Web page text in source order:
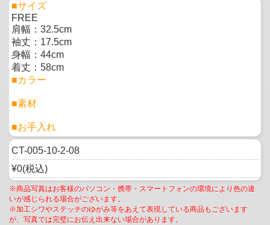
■サイズ
FREE
肩幅：32.5cm
袖丈：17.5cm
身幅：44cm
着丈：58cm
■カラー
■素材
■お手入れ
CT-005-10-2-08
¥0(税込)
※商品写真はお客様のパソコン・携帯・スマートフォンの環境により色の違
いが感じられる場合がございます。
※加工シワやステッチのゆがみ等をあえて表現している商品もございます
が、写真では完璧にお伝え出来ない場合があります。